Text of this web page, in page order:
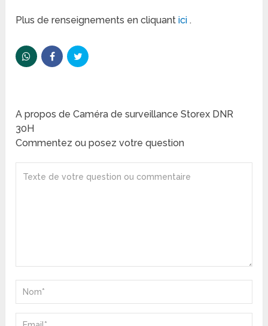
Plus de renseignements en cliquantici.
A propos de Caméra de surveillance Storex DNR
30H
Commentez ou posez votre question